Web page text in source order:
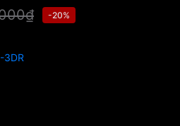
-20%
3DR